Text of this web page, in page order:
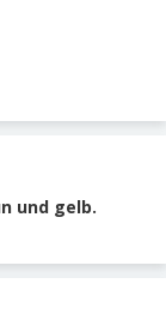
und gelb.